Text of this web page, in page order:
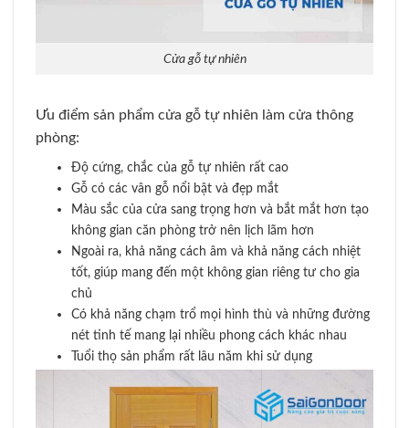
Cửa gỗ tự nhiên
Ưu điểm sản phẩm cửa gỗ tự nhiên làm cửa thông
phòng:
Độ cứng, chắc của gỗ tự nhiên rất cao
Gỗ có các vân gỗ nổi bật và đẹp mắt
Màu sắc của cửa sang trọng hơn và bắt mắt hơn tạo
không gian căn phòng trở nên lịch lãm hơn
Ngoài ra, khả năng cách âm và khả năng cách nhiệt
tốt, giúp mang đến một không gian riêng tư cho gia
chủ
Có khả năng chạm trổ mọi hình thù và những đường
nét tinh tế mang lại nhiều phong cách khác nhau
Tuổi thọ sản phẩm rất lâu năm khi sử dụng